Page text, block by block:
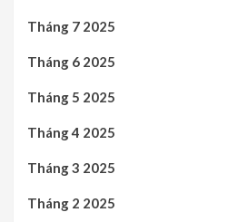
Tháng 7 2025
Tháng 6 2025
Tháng 5 2025
Tháng 4 2025
Tháng 3 2025
Tháng 2 2025